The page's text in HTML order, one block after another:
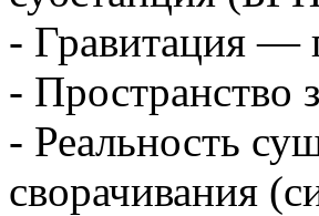
- Гравитация —
- Пространство
- Реальность
сворачивания